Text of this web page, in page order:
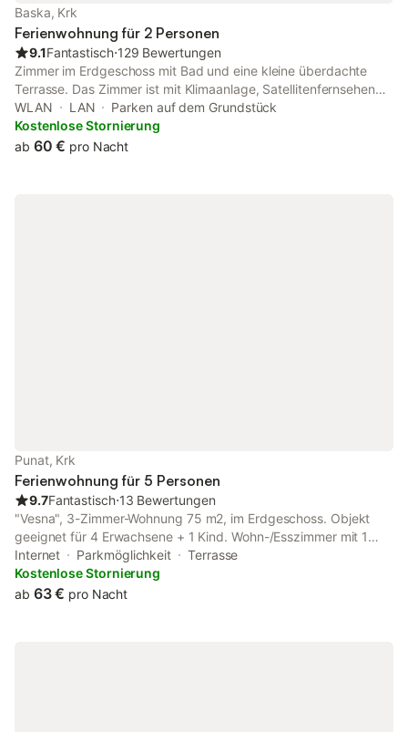
Baska, Krk
Ferienwohnung für 2 Personen
9.1Fantastisch⋅129 Bewertungen
Zimmer im Erdgeschoss mit Bad und eine kleine überdachte
Terrasse. Das Zimmer ist mit Klimaanlage, Satellitenfernsehen
und WiFi-Internet ausgestattet. Das Zimmer hat einen kleinen
Kühlschrank, einen elektrischen Wasserkocher und eine
Filterkaffeemaschine, aber keine vollwertige Küche! Vom Objekt
WLAN LAN
Parken auf dem Grundstück
Kostenlose Stornierung
ab 60 € pro Nacht
Punat, Krk
Ferienwohnung für 5 Personen
9.7Fantastisch⋅13 Bewertungen
"Vesna", 3-Zimmer-Wohnung 75 m2, im Erdgeschoss. Objekt
geeignet für 4 Erwachsene + 1 Kind. Wohn-/Esszimmer mit 1
Diwanbett (120 cm, Länge 200 cm), Sat-TV und Klimaanlage.
Ausgang zur Terrasse. 1 Zimmer mit 1 Doppelbett (2 x 90 cm,
Länge 190 cm), sep. WC. 1 Zimmer mit 1 franz. Bett (160 cm,
Internet Parkmöglichkeit
Terrasse
Kostenlose Stornierung
ab 63 € pro Nacht